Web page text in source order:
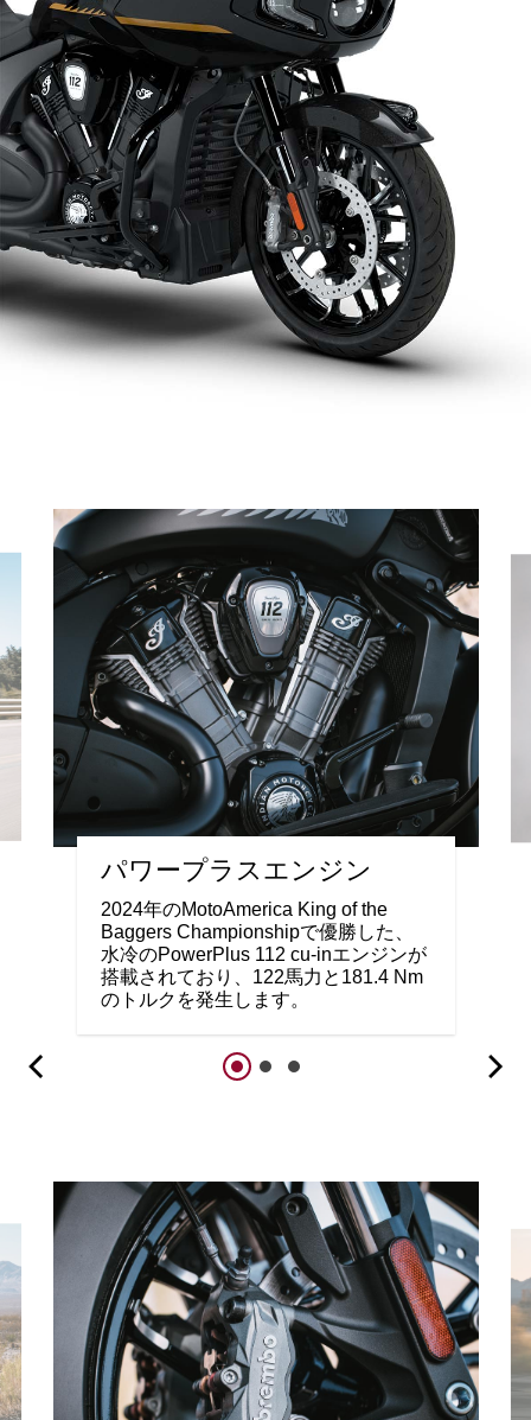
パワープラスエンジン
2024年のMotoAmerica King of the
Baggers Championshipで優勝した、
水冷のPowerPlus 112 cu-inエンジンが
搭載されており、122馬力と181.4 Nm
のトルクを発生します。